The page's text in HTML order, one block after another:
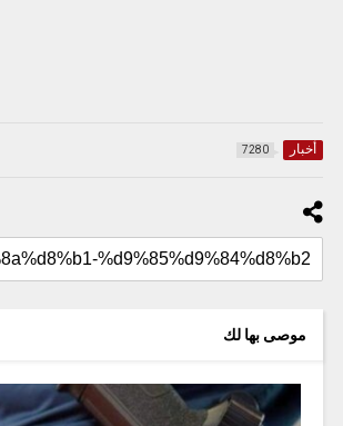
أخبار 7280
موصى بها لك